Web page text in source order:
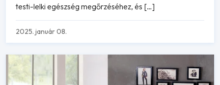
testi-lelki egészség megőrzéséhez, és […]
2025. január 08.